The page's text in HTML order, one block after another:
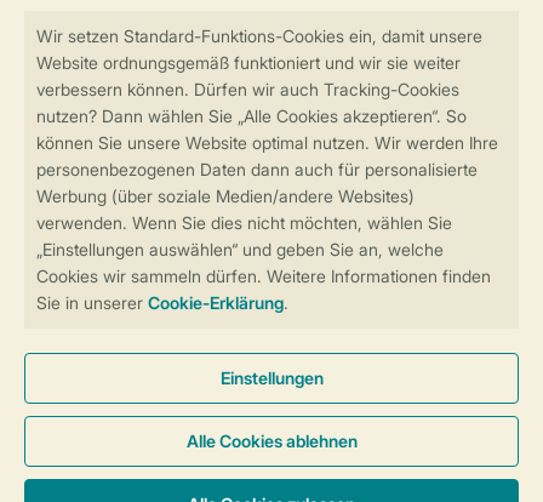
Sicherstellung Deiner Privatsphäre
Sicher und schnell zur Online-Buchung
Sichere Datenübertragung
Sicheres Bezahlen
Cookies und Banner
Barrierefreiheit